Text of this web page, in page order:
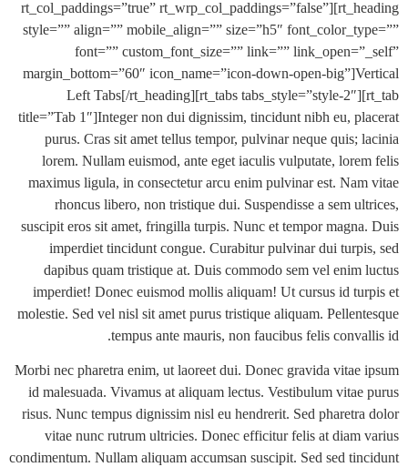
rt_col_paddings=”true”
style=”” align=”” mobile_align=”” size=”h5″
font=”” custom_font_size=”” link=””
margin_bottom=”60″ icon_name=”icon-down-open-
Left Tabs[/rt_heading][rt_tabs tabs_style=”style-
title=”Tab 1″]Integer non dui dignissim, tincidunt nibh eu,
purus. Cras sit amet tellus tempor, pulvinar neque
lorem. Nullam euismod, ante eget iaculis vulputate,
maximus ligula, in consectetur arcu enim pulvinar est.
rhoncus libero, non tristique dui. Suspendisse a sem
suscipit eros sit amet, fringilla turpis. Nunc et tempor
imperdiet tincidunt congue. Curabitur pulvinar dui
dapibus quam tristique at. Duis commodo sem vel
imperdiet! Donec euismod mollis aliquam! Ut cursus id
molestie. Sed vel nisl sit amet purus tristique aliquam.
tempus ante mauris, non faucibus felis
Morbi nec pharetra enim, ut laoreet dui. Donec gravida
id malesuada. Vivamus at aliquam lectus. Vestibulum
risus. Nunc tempus dignissim nisl eu hendrerit. Sed
vitae nunc rutrum ultricies. Donec efficitur felis at
condimentum. Nullam aliquam accumsan suscipit. Sed sed